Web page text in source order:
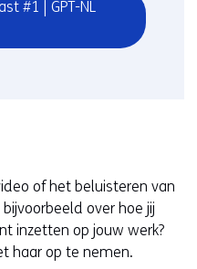
#1 | GPT-NL
of het beluisteren van
over hoe jij
inzetten op jouw werk?
haar op te nemen.